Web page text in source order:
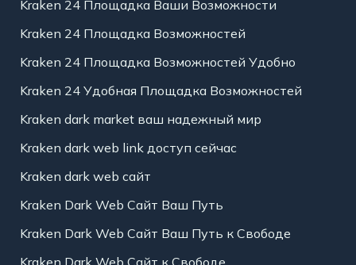
Kraken 24 Площадка Ваши Возможности
Kraken 24 Площадка Возможностей
Kraken 24 Площадка Возможностей Удобно
Kraken 24 Удобная Площадка Возможностей
Kraken dark market ваш надежный мир
Kraken dark web link доступ сейчас
Kraken dark web сайт
Kraken Dark Web Сайт Ваш Путь
Kraken Dark Web Сайт Ваш Путь к Свободе